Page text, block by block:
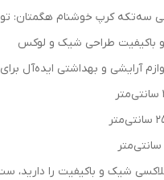
سه‌تکه کرپ خوشنام هگمتان:
باکیفیت طراحی شیک و لوکس
آرایشی و بهداشتی ایده‌آل
شیک و باکیفیت را دارید،